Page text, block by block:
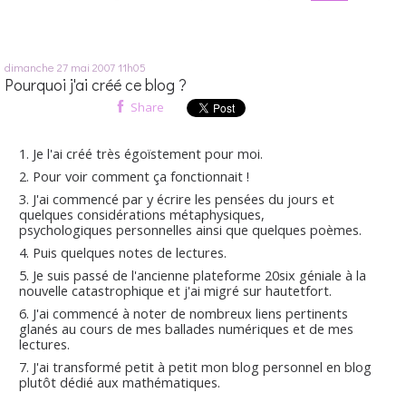
dimanche 27 mai 200711h05
Pourquoi j'ai créé ce blog ?
Share
Je l'ai créé très égoïstement pour moi.
Pour voir comment ça fonctionnait !
J'ai commencé par y écrire les pensées du jours et
quelques considérations métaphysiques,
psychologiques personnelles ainsi que quelques poèmes.
Puis quelques notes de lectures.
Je suis passé de l'ancienne plateforme 20six géniale à la
nouvelle catastrophique et j'ai migré sur hautetfort.
J'ai commencé à noter de nombreux liens pertinents
glanés au cours de mes ballades numériques et de mes
lectures.
J'ai transformé petit à petit mon blog personnel en blog
plutôt dédié aux mathématiques.